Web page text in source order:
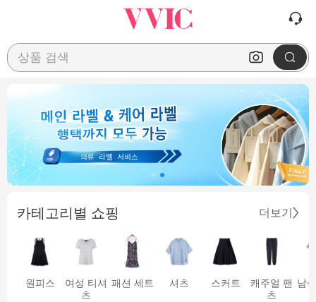
상품 검색
카테고리별 쇼핑 더보기
원피스
여성 티셔
츠
패션 세트 셔츠 스커트
캐주얼 팬
츠
남